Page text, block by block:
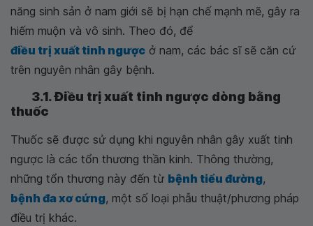
năng sinh sản ở nam giới sẽ bị hạn chế mạnh mẽ, gây ra
hiếm muộn và vô sinh. Theo đó, để
điều trị xuất tinh ngược ở nam, các bác sĩ sẽ căn cứ
trên nguyên nhân gây bệnh.
3.1. Điều trị xuất tinh ngược dòng bằng
thuốc
Thuốc sẽ được sử dụng khi nguyên nhân gây xuất tinh
ngược là các tổn thương thần kinh. Thông thường,
những tổn thương này đến từ bệnh tiểu đường,
bệnh đa xơ cứng, một số loại phẫu thuật/phương pháp
điều trị khác.